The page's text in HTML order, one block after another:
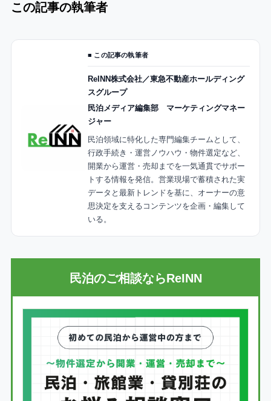
この記事の執筆者
■ この記事の執筆者
ReINN株式会社／東急不動産ホールディング
スグループ
民泊メディア編集部 マーケティングマネー
ジャー
民泊領域に特化した専門編集チームとして、
行政手続き・運営ノウハウ・物件選定など、
開業から運営・売却までを一気通貫でサポー
トする情報を発信。営業現場で蓄積された実
データと最新トレンドを基に、オーナーの意
思決定を支えるコンテンツを企画・編集して
いる。
民泊のご相談ならReINN